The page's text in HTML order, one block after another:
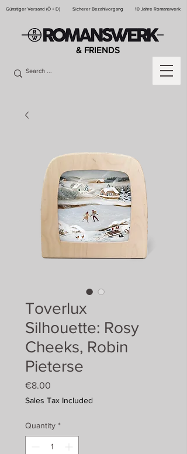
Günstiger Versand (Ö + D) Sicherer Bezahlvorgang 10 Jahre Romanswerk
& FRIENDS
Toverlux
Silhouette: Rosy
Cheeks, Robin
Pieterse
€8.00
Sales Tax Included
Quantity *